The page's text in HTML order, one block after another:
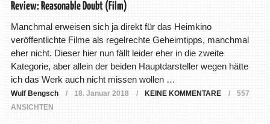
Review: Reasonable Doubt (Film)
Manchmal erweisen sich ja direkt für das Heimkino
veröffentlichte Filme als regelrechte Geheimtipps, manchmal
eher nicht. Dieser hier nun fällt leider eher in die zweite
Kategorie, aber allein der beiden Hauptdarsteller wegen hätte
ich das Werk auch nicht missen wollen …
Wulf Bengsch 18. Januar 2018 KEINE KOMMENTARE
557
ANSICHTEN